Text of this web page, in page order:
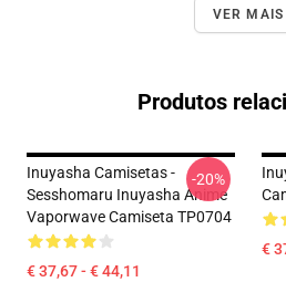
VER MAIS
Produtos
Inuyasha Camisetas -
Sesshomaru Inuyasha Anime
Vaporwave Camiseta TP0704
€ 37,67 - € 44,11
-20%
€